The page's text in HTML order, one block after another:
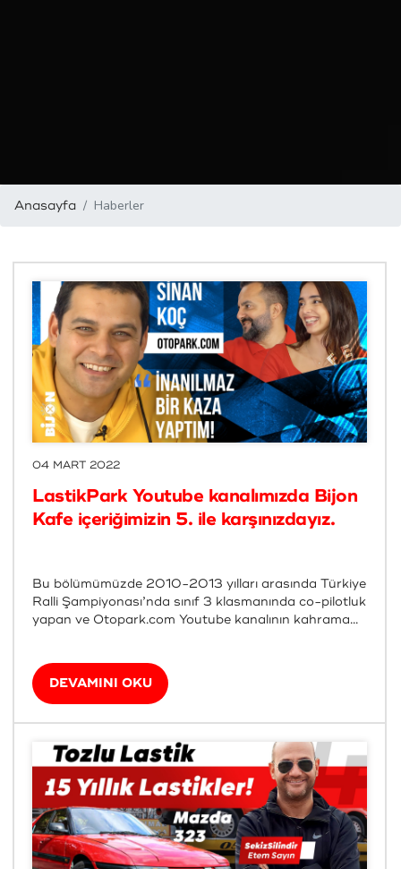
Anasayfa Haberler
04 MART 2022
LastikPark Youtube kanalımızda Bijon
Kafe içeriğimizin 5. ile karşınızdayız.
Bu bölümümüzde 2010-2013 yılları arasında Türkiye
Ralli Şampiyonası’nda sınıf 3 klasmanında co-pilotluk
yapan ve Otopark.com Youtube kanalının kahrama...
DEVAMINI OKU